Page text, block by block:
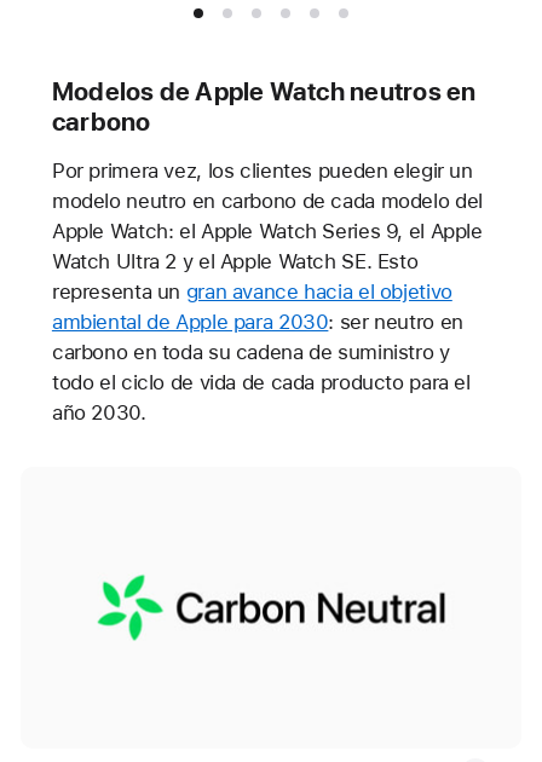
Modelos de Apple Watch neutros en
carbono
Por primera vez, los clientes pueden elegir un
modelo neutro en carbono de cada modelo del
Apple Watch: el Apple Watch Series 9, el Apple
Watch Ultra 2 y el Apple Watch SE. Esto
representa un gran avance hacia el objetivo
ambiental de Apple para 2030: ser neutro en
carbono en toda su cadena de suministro y
todo el ciclo de vida de cada producto para el
año 2030.